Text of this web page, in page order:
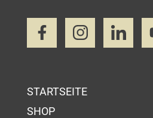
STARTSEITE
SHOP